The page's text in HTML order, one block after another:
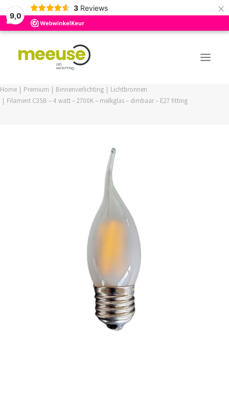
9,0
3 Reviews ×
LOGIN / REGISTER
WINKELWAGEN
Home Premium Binnenverlichting
Lichtbronnen
Filament C35B – 4 watt – 2700K – melkglas – dimbaar – E27 fitting